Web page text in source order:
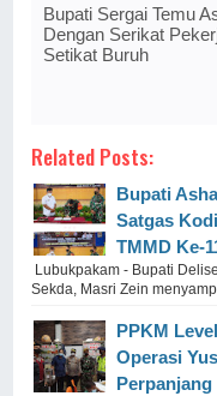
Bupati Sergai Temu
Dengan Serikat
Setikat Buruh
Related Posts:
Bupati
Satgas
TMMD Ke-
Lubukpakam - Bupati
Sekda, Masri Zein
PPKM
Operasi
Perpanjang